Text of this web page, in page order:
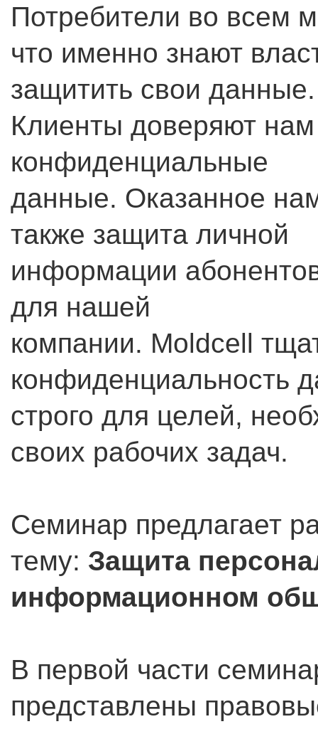
Потребители во всем
что именно знают
защитить свои данные.
Клиенты доверяют
конфиденциальные
данные. Оказанное
также защита личной
информации
для нашей
компании. Moldcell
конфиденциальность
строго для целей,
своих рабочих задач.
Семинар предлагает
тему: Защита
информационном
В первой части
представлены